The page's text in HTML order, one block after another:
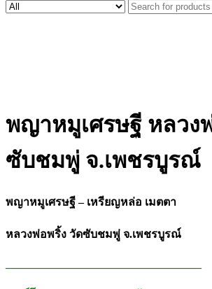
พญาหมูเศรษฐี หลวง
ซับชมพู่ จ.เพชรบูรณ์
พญาหมูเศรษฐี – เหรียญหล่อ เมตตา
หลวงพ่อพริ้ง วัดซับชมพู่ จ.เพชรบูรณ์